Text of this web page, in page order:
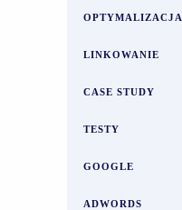
OPTYMALIZACJA
LINKOWANIE
CASE STUDY
TESTY
GOOGLE
ADWORDS